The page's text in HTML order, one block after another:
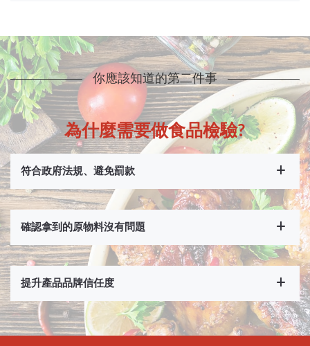
你應該知道的第二件事
為什麼需要做食品檢驗?
符合政府法規、避免罰款
確認拿到的原物料沒有問題
提升產品品牌信任度